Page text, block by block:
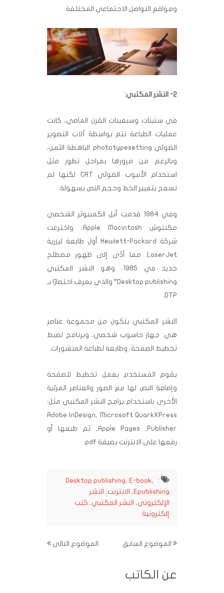
ومواقع التواصل الاجتماعي المختلفة.
2- النشر المكتبي:
في ستينات وسبعينات القرن الماضي، كانت
عمليات الطباعة تتم بواسطة آلات التصوير
الضوئي phototypesetting الباهظة الثمن،
وبالرغم من مرورها بمراحل تطور مثل
استخدام الأنبوب الضوئي CRT لكنها لم
تسمح بتغيير الخط وحجم النص بسهولة.
وفي 1984 قدمت أبل الكمبيوتر الشخصي
مكنتوش Apple Macintosh، واخترعت
شركة Hewlett-Packard أول طابعة ليزرية
LaserJet. مما أدّى إلى ظهور مصطلح
جديد في 1985، وهو النشر المكتبي
Desktop publishing” والذي يعرف اختصارًا بـ
DTP.
النشر المكتبي يتكون من مجموعة عناصر
هي: جهاز حاسوب شخصي، وبرنامج لضبط
تخطيط الصفحة، وطابعة لطباعة المنشورات.
يقوم المستخدم بعمل تخطيط للصفحة
وإضافة النص لها مع الصور والعناصر المرئية
الأخرى باستخدام برامج النشر المكتبي مثل:
‏QuarkXPress ‏Adobe InDesign, Microsoft
Publisher, ‏Apple Pages, ثم طبعها أو
رفعها على الانترنت بصيغة ‏pdf.
:
Desktop publishing, E-book,
Epublishing
, الانترنت, النشر
الإلكتروني, النشر المكتبي, كتب
إلكترونية
الموضوع السابق الموضوع التالى
عن الكاتب